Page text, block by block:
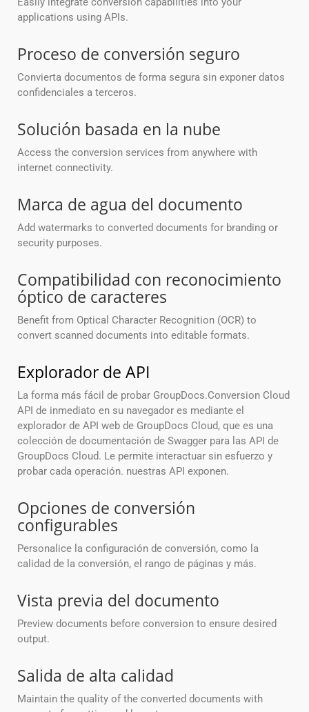
applications using APIs.
Proceso de conversión seguro
Convierta documentos de forma segura sin exponer datos
confidenciales a terceros.
Solución basada en la nube
Access the conversion services from anywhere with
internet connectivity.
Marca de agua del documento
Add watermarks to converted documents for branding or
security purposes.
Compatibilidad con reconocimiento
óptico de caracteres
Benefit from Optical Character Recognition (OCR) to
convert scanned documents into editable formats.
Explorador de API
La forma más fácil de probar GroupDocs.Conversion Cloud
API de inmediato en su navegador es mediante el
explorador de API web de GroupDocs Cloud, que es una
colección de documentación de Swagger para las API de
GroupDocs Cloud. Le permite interactuar sin esfuerzo y
probar cada operación. nuestras API exponen.
Opciones de conversión
configurables
Personalice la configuración de conversión, como la
calidad de la conversión, el rango de páginas y más.
Vista previa del documento
Preview documents before conversion to ensure desired
output.
Salida de alta calidad
Maintain the quality of the converted documents with